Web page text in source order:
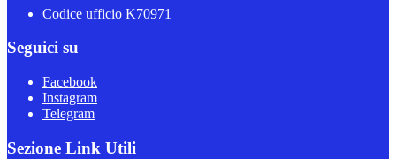
Codice ufficio K70971
Seguici su
Facebook
Instagram
Telegram
Sezione Link Utili